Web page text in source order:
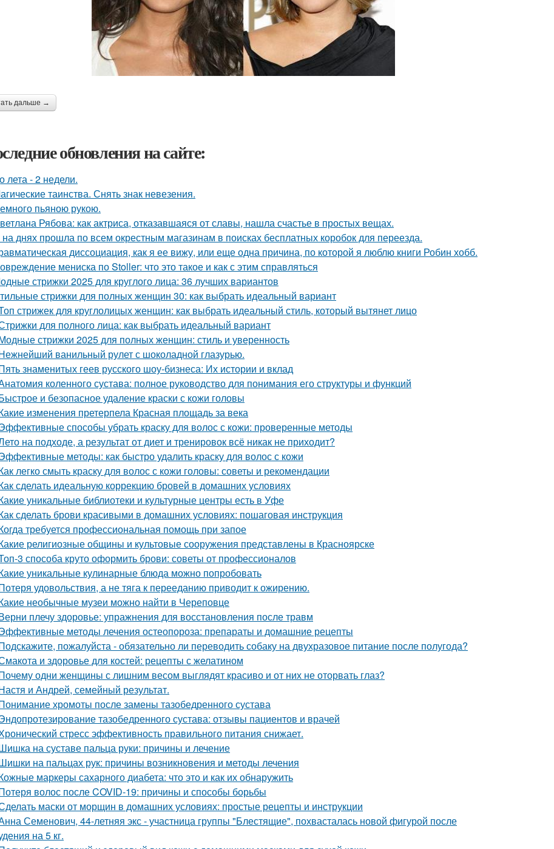
дальше →
обновления на сайте:
лета - 2 недели.
таинства. Снять знак невезения.
пьяною рукою.
Рябова: как актриса, отказавшаяся от славы, нашла счастье в простых вещах.
днях прошла по всем окрестным магазинам в поисках бесплатных коробок для переезда.
диссоциация, как я ее вижу, или еще одна причина, по которой я люблю книги Робин хобб.
мениска по Stoller: что это такое и как с этим справляться
стрижки 2025 для круглого лица: 36 лучших вариантов
стрижки для полных женщин 30: как выбрать идеальный вариант
стрижек для круглолицых женщин: как выбрать идеальный стиль, который вытянет лицо
для полного лица: как выбрать идеальный вариант
стрижки 2025 для полных женщин: стиль и уверенность
ванильный рулет с шоколадной глазурью.
знаменитых геев русского шоу-бизнеса: Их истории и вклад
коленного сустава: полное руководство для понимания его структуры и функций
и безопасное удаление краски с кожи головы
изменения претерпела Красная площадь за века
способы убрать краску для волос с кожи: проверенные методы
на подходе, а результат от диет и тренировок всё никак не приходит?
методы: как быстро удалить краску для волос с кожи
легко смыть краску для волос с кожи головы: советы и рекомендации
сделать идеальную коррекцию бровей в домашних условиях
уникальные библиотеки и культурные центры есть в Уфе
сделать брови красивыми в домашних условиях: пошаговая инструкция
требуется профессиональная помощь при запое
религиозные общины и культовые сооружения представлены в Красноярске
3 способа круто оформить брови: советы от профессионалов
уникальные кулинарные блюда можно попробовать
удовольствия, а не тяга к перееданию приводит к ожирению.
необычные музеи можно найти в Череповце
плечу здоровье: упражнения для восстановления после травм
методы лечения остеопороза: препараты и домашние рецепты
пожалуйста - обязательно ли переводить собаку на двухразовое питание после полугода?
и здоровье для костей: рецепты с желатином
одни женщины с лишним весом выглядят красиво и от них не оторвать глаз?
и Андрей, семейный результат.
хромоты после замены тазобедренного сустава
тазобедренного сустава: отзывы пациентов и врачей
стресс эффективность правильного питания снижает.
на суставе пальца руки: причины и лечение
на пальцах рук: причины возникновения и методы лечения
маркеры сахарного диабета: что это и как их обнаружить
волос после COVID-19: причины и способы борьбы
маски от морщин в домашних условиях: простые рецепты и инструкции
Семенович, 44-летняя экс - участница группы "Блестящие", похвасталась новой фигурой после
на 5 кг.